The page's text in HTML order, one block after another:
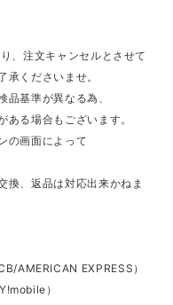
、注文キャンセルとさせて
くださいませ。
品基準が異なる為、
る場合もございます。
の画面によって
換、返品は対応出来かねま
AMERICAN EXPRESS）
）